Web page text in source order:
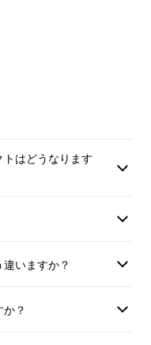
）内の特
前を「スペシャ
載後のキャンセ
はどうなります
いますか？
？